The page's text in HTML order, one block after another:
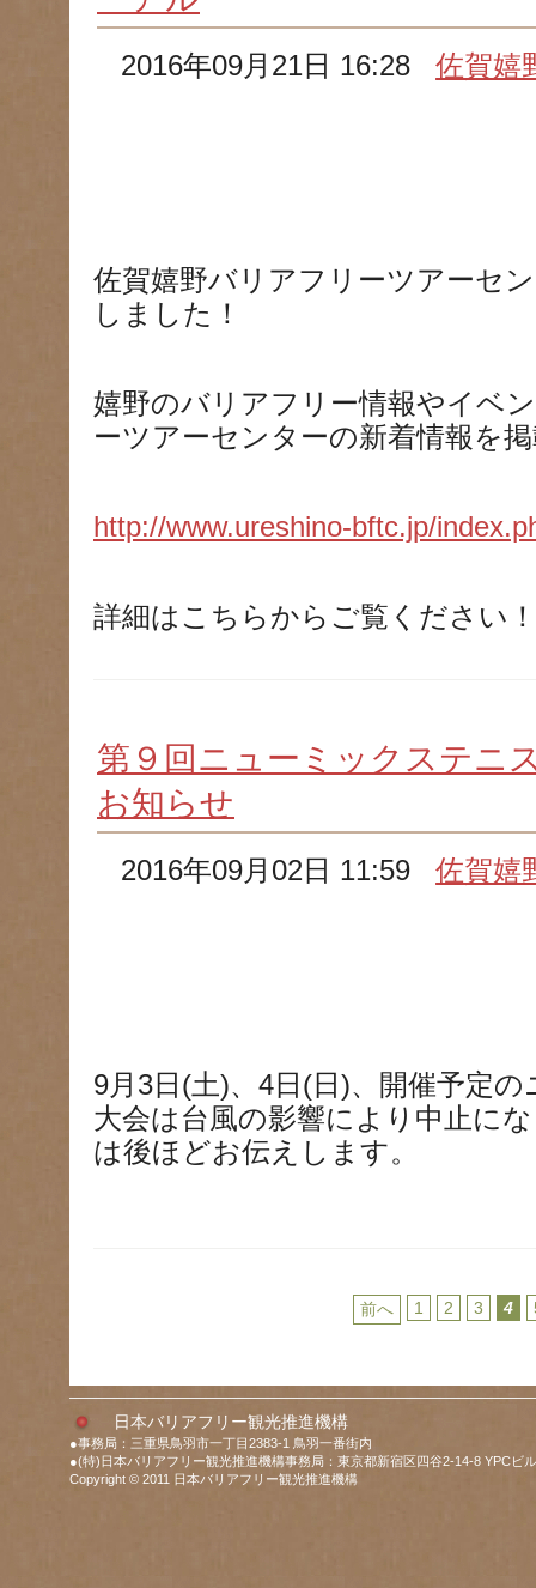
2016年09月21日 16:28佐賀嬉
佐賀嬉野バリアフリーツアーセ
しました！
嬉野のバリアフリー情報やイベ
ーツアーセンターの新着情報を
http://www.ureshino-bftc.jp/
詳細はこちらからご覧ください！
第９回ニューミックステニ
お知らせ
2016年09月02日 11:59佐賀嬉
9月3日(土)、4日(日)、開催予定
大会は台風の影響により中止に
は後ほどお伝えします。
前へ 1 2 3 4
日本バリアフリー観光推進機構
●事務局：三重県鳥羽市一丁目2383-1 鳥羽一番街内
●(特)日本バリアフリー観光推進機構事務局：東京都新宿区四谷2-14-8 YPCビ
Copyright © 2011 日本バリアフリー観光推進機構